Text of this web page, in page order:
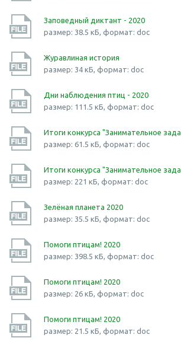
Заповедный диктант - 2020
размер: 38.5 кБ, формат: doc
Журавлиная история
размер: 34 кБ, формат: doc
Дни наблюдения птиц - 2020
размер: 111.5 кБ, формат: doc
Итоги конкурса "Занимательное
размер: 61.5 кБ, формат: doc
Итоги конкурса "Занимательное
размер: 221 кБ, формат: doc
Зелёная планета 2020
размер: 35.5 кБ, формат: doc
Помоги птицам! 2020
размер: 398.5 кБ, формат: doc
Помоги птицам! 2020
размер: 26 кБ, формат: doc
Помоги птицам! 2020
размер: 21.5 кБ, формат: doc